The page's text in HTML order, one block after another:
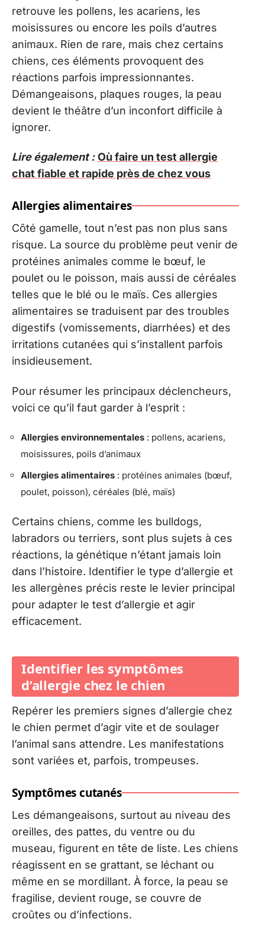
retrouve les pollens, les acariens, les
moisissures ou encore les poils d’autres
animaux. Rien de rare, mais chez certains
chiens, ces éléments provoquent des
réactions parfois impressionnantes.
Démangeaisons, plaques rouges, la peau
devient le théâtre d’un inconfort difficile à
ignorer.
Lire également : Où faire un test allergie
chat fiable et rapide près de chez vous
Allergies alimentaires
Côté gamelle, tout n’est pas non plus sans
risque. La source du problème peut venir de
protéines animales comme le bœuf, le
poulet ou le poisson, mais aussi de céréales
telles que le blé ou le maïs. Ces allergies
alimentaires se traduisent par des troubles
digestifs (vomissements, diarrhées) et des
irritations cutanées qui s’installent parfois
insidieusement.
Pour résumer les principaux déclencheurs,
voici ce qu’il faut garder à l’esprit :
Allergies environnementales : pollens, acariens,
moisissures, poils d’animaux
Allergies alimentaires : protéines animales (bœuf,
poulet, poisson), céréales (blé, maïs)
Certains chiens, comme les bulldogs,
labradors ou terriers, sont plus sujets à ces
réactions, la génétique n’étant jamais loin
dans l’histoire. Identifier le type d’allergie et
les allergènes précis reste le levier principal
pour adapter le test d’allergie et agir
efficacement.
Identifier les symptômes
d’allergie chez le chien
Repérer les premiers signes d’allergie chez
le chien permet d’agir vite et de soulager
l’animal sans attendre. Les manifestations
sont variées et, parfois, trompeuses.
Symptômes cutanés
Les démangeaisons, surtout au niveau des
oreilles, des pattes, du ventre ou du
museau, figurent en tête de liste. Les chiens
réagissent en se grattant, se léchant ou
même en se mordillant. À force, la peau se
fragilise, devient rouge, se couvre de
croûtes ou d’infections.